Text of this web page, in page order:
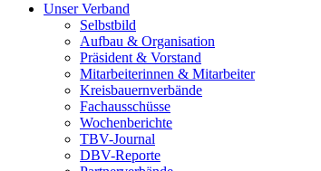
Unser Verband
Selbstbild
Aufbau & Organisation
Präsident & Vorstand
Mitarbeiterinnen & Mitarbeiter
Kreisbauernverbände
Fachausschüsse
Wochenberichte
TBV-Journal
DBV-Reporte